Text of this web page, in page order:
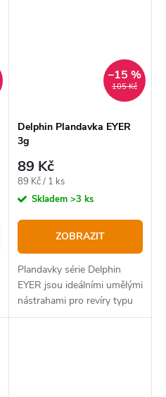
105 Kč
–15 %
Delphin Plandavka EYER
3g
89 Kč
Měrná
cena:
89 Kč / 1 ks
Skladem >3 ks
ZOBRAZIT
Plandavky série Delphin
EYER jsou ideálními umělými
nástrahami pro revíry typu
Trout Area.